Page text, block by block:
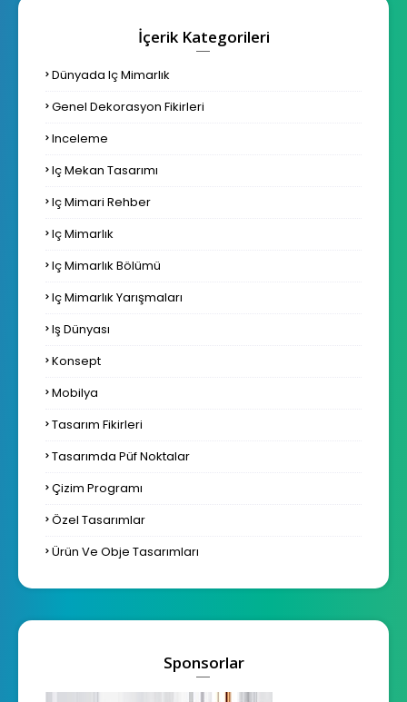
İçerik Kategorileri
Dünyada Iç Mimarlık
Genel Dekorasyon Fikirleri
Inceleme
Iç Mekan Tasarımı
Iç Mimari Rehber
Iç Mimarlık
Iç Mimarlık Bölümü
Iç Mimarlık Yarışmaları
Iş Dünyası
Konsept
Mobilya
Tasarım Fikirleri
Tasarımda Püf Noktalar
Çizim Programı
Özel Tasarımlar
Ürün Ve Obje Tasarımları
Sponsorlar